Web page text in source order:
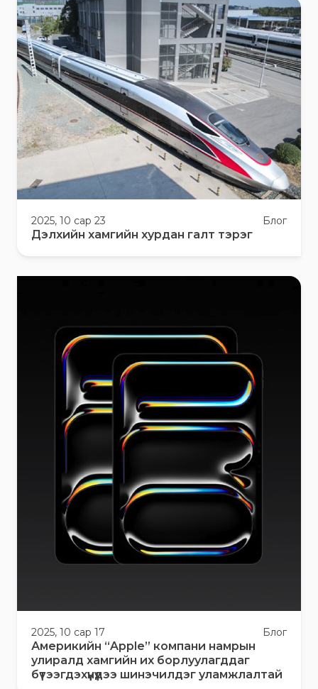
2025, 10 сар 23 Блог
Дэлхийн хамгийн хурдан галт тэрэг
2025, 10 сар 17 Блог
Америкийн “Apple” компани намрын
улиралд хамгийн их борлуулагддаг
бүтээгдэхүүнүүдээ шинэчилдэг уламжлалтай